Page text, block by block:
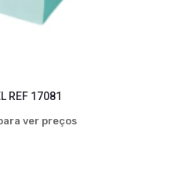
REF 17081
ver preços